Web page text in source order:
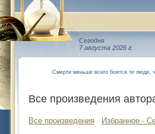
Сегодня
7 августа 2026 г.
Смерти меньше всего боятся те люди,
Все произведения
Все произведения Избранное -